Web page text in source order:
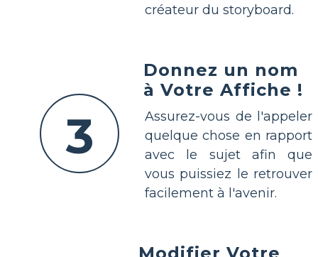
créateur du storyboard.
3
Donnez un nom
à Votre Affiche !
Assurez-vous de l'appeler
quelque chose en rapport
avec le sujet afin que
vous puissiez le retrouver
facilement à l'avenir.